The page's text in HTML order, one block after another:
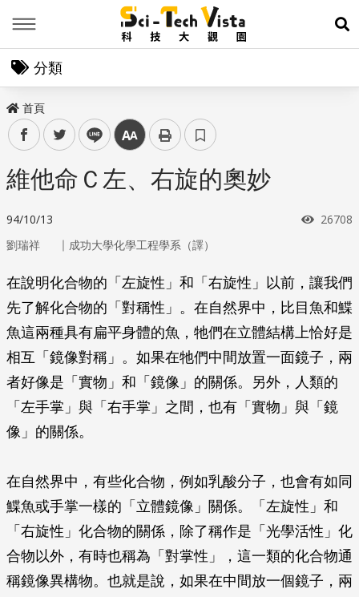
展
分類
首頁
facebooktwitter line 中
維他命Ｃ左、右旋的奧妙
94/10/13 瀏覽次
26708
劉瑞祥 ｜ 成功大學化學工程學系（譯）
在說明化合物的「左旋性」和「右旋性」以前，讓我們
先了解化合物的「對稱性」。在自然界中，比目魚和鰈
魚這兩種具有扁平身體的魚，牠們在立體結構上恰好是
相互「鏡像對稱」。如果在牠們中間放置一面鏡子，兩
者好像是「實物」和「鏡像」的關係。另外，人類的
「左手掌」與「右手掌」之間，也有「實物」與「鏡
像」的關係。
在自然界中，有些化合物，例如乳酸分子，也會有如同
鰈魚或手掌一樣的「立體鏡像」關係。「左旋性」和
「右旋性」化合物的關係，除了稱作是「光學活性」化
合物以外，有時也稱為「對掌性」，這一類的化合物通
稱鏡像異構物。也就是說，如果在中間放一個鏡子，兩